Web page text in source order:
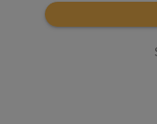
8.7